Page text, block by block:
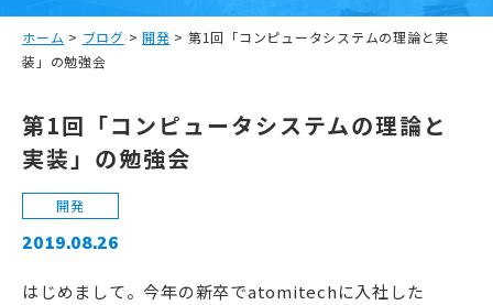
ホーム > ブログ > 開発 > 第1回「コンピュータシステムの理論と実
装」の勉強会
第1回「コンピュータシステムの理論と
実装」の勉強会
開発
2019.08.26
はじめまして。今年の新卒でatomitechに入社した